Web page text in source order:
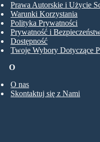
O
O nas
Skontaktuj się z Nami
Prawa Autorskie i Użycie
Warunki Korzystania
Polityka Prywatności
Prywatność i
Dostępność
Twoje Wybory Dotyczące